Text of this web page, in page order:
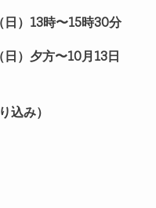
）13時〜15時30分
）夕方〜10月13日
み）